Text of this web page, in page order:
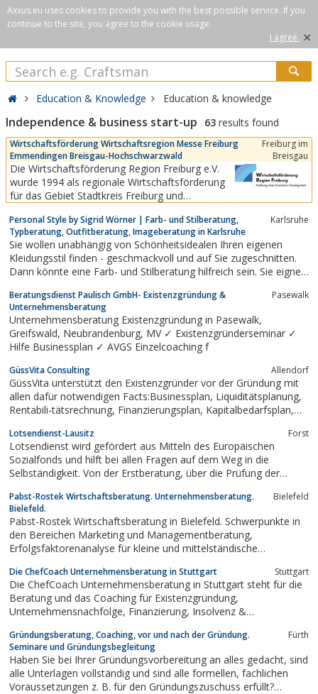
Axxus.eu uses cookies to provide you with the best possible service. If you
continue to the site, you agree to the cookie usage.
I agree. ×
Education & Knowledge Education & knowledge
Independence & business start-up 63 results found
Wirtschaftsförderung Wirtschaftsregion Messe Freiburg
Emmendingen Breisgau-Hochschwarzwald
Freiburg im
Breisgau
Die Wirtschaftsförderung Region Freiburg e.V.
wurde 1994 als regionale Wirtschaftsförderung
für das Gebiet Stadtkreis Freiburg und
Emmendingen als eingetragener Verein mit Sitz
in Freiburg in Süddeutschland gegründet.Das
Team der Wirtschaftsförderung Region Freiburg
hat ein offenes Ohr...
Personal Style by Sigrid Wörner | Farb- und Stilberatung,
Typberatung, Outfitberatung, Imageberatung in Karlsruhe
Karlsruhe
Sie wollen unabhängig von Schönheitsidealen Ihren eigenen
Kleidungsstil finden - geschmackvoll und auf Sie zugeschnitten.
Dann könnte eine Farb- und Stilberatung hilfreich sein. Sie eignet
private Anlässe, sie lässt sich verschenken und manche Module
sind auch online...
Beratungsdienst Paulisch GmbH- Existenzgründung &
Unternehmensberatung
Pasewalk
Unternehmensberatung Existenzgründung in Pasewalk,
Greifswald, Neubrandenburg, MV ✓ Existenzgründerseminar ✓
Hilfe Businessplan ✓ AVGS Einzelcoaching f
GüssVita Consulting Allendorf
GüssVita unterstützt den Existenzgründer vor der Gründung mit
allen dafür notwendigen Facts:Businessplan, Liquiditätsplanung,
Rentabili-tätsrechnung, Finanzierungsplan, Kapitalbedarfsplan,
Tragfähigkeitsbeschei-nigung. Der Gründer erhält weiterhin...
Lotsendienst-Lausitz Forst
Lotsendienst wird gefördert aus Mitteln des Europäischen
Sozialfonds und hilft bei allen Fragen auf dem Weg in die
Selbständigkeit. Von der Erstberatung, über die Prüfung der
Gründungsfahrplans bis hin zur Begleitung und Vermittlung von
Beratungsleistungen während der...
Pabst-Rostek Wirtschaftsberatung. Unternehmensberatung.
Bielefeld.
Bielefeld
Pabst-Rostek Wirtschaftsberatung in Bielefeld. Schwerpunkte in
den Bereichen Marketing und Managementberatung,
Erfolgsfaktorenanalyse für kleine und mittelständische
Existenzsicherung. Individuelles Coaching und Seminarangebote.
Die ChefCoach Unternehmensberatung in Stuttgart Stuttgart
Die ChefCoach Unternehmensberatung in Stuttgart steht für die
Beratung und das Coaching für Existenzgründung,
Unternehmensnachfolge, Finanzierung, Insolvenz &
Zeitwertkonten, Factoring, Personalmanagement, IT Sicherheit,
Datenschutz, IT-Projektmanagement,...
Gründungsberatung, Coaching, vor und nach der Gründung.
Seminare und Gründungsbegleitung
Fürth
Haben Sie bei Ihrer Gründungsvorbereitung an alles gedacht, sind
alle Unterlagen vollständig und sind alle formellen, fachlichen
Voraussetzungen z. B. für den Gründungszuschuss erfüllt?